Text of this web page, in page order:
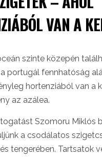
VAN A
szinte közepén
portugál fennhatóság
hortenziából van a
az azálea.
Szomoru Miklós
a csodálatos
tengerében. Tartsatok